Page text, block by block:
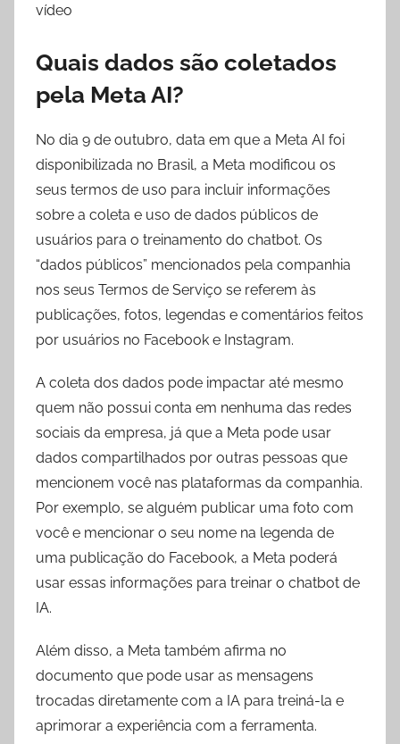
vídeo
Quais dados são coletados
pela Meta AI?
No dia 9 de outubro, data em que a Meta AI foi
disponibilizada no Brasil, a Meta modificou os
seus termos de uso para incluir informações
sobre a coleta e uso de dados públicos de
usuários para o treinamento do chatbot. Os
“dados públicos” mencionados pela companhia
nos seus Termos de Serviço se referem às
publicações, fotos, legendas e comentários feitos
por usuários no Facebook e Instagram.
A coleta dos dados pode impactar até mesmo
quem não possui conta em nenhuma das redes
sociais da empresa, já que a Meta pode usar
dados compartilhados por outras pessoas que
mencionem você nas plataformas da companhia.
Por exemplo, se alguém publicar uma foto com
você e mencionar o seu nome na legenda de
uma publicação do Facebook, a Meta poderá
usar essas informações para treinar o chatbot de
IA.
Além disso, a Meta também afirma no
documento que pode usar as mensagens
trocadas diretamente com a IA para treiná-la e
aprimorar a experiência com a ferramenta.